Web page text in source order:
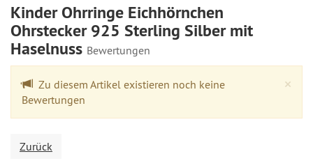
Kinder Ohrringe Eichhörnchen
Ohrstecker 925 Sterling Silber mit
Haselnuss Bewertungen
×
Zu diesem Artikel existieren noch keine
Bewertungen
Zurück